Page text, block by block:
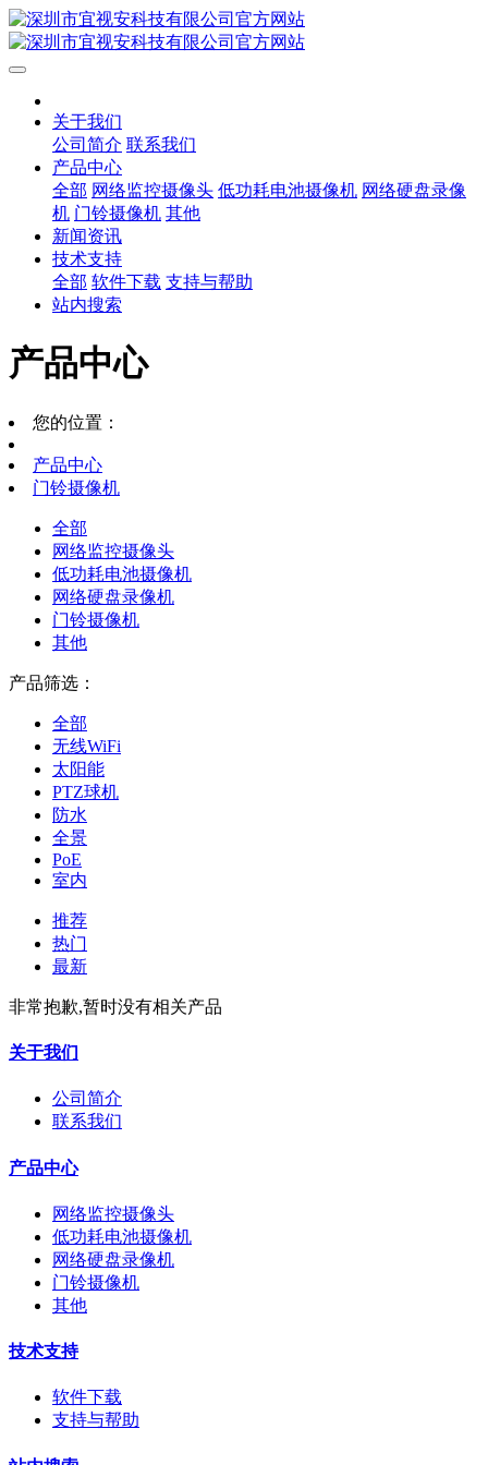
关于我们
公司简介 联系我们
产品中心
全部 网络监控摄像头 低功耗电池摄像机 网络硬盘录像
机 门铃摄像机 其他
新闻资讯
技术支持
全部 软件下载 支持与帮助
站内搜索
产品中心
您的位置：
产品中心
门铃摄像机
全部
网络监控摄像头
低功耗电池摄像机
网络硬盘录像机
门铃摄像机
其他
产品筛选：
全部
无线WiFi
太阳能
PTZ球机
防水
全景
PoE
室内
推荐
热门
最新
非常抱歉,暂时没有相关产品
关于我们
公司简介
联系我们
产品中心
网络监控摄像头
低功耗电池摄像机
网络硬盘录像机
门铃摄像机
其他
技术支持
软件下载
支持与帮助